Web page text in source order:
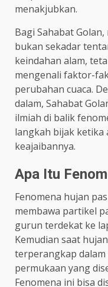
menakjubkan.
Bagi Sahabat
bukan sekadar
keindahan alam,
mengenali faktor-
perubahan cuaca.
dalam, Sahabat
ilmiah di balik
langkah bijak ketika
keajaibannya.
Apa Itu
Fenomena hujan
membawa partikel
gurun terdekat ke
Kemudian saat
terperangkap
permukaan yang
Fenomena ini bisa